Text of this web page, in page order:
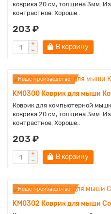
коврика 20 см, толщина 3мм.
контрастное. Хороше..
203 ₽
В корзину
Наше производство
KM0300 Коврик для мыши
Коврик для компьютерной
коврика 20 см, толщина 3мм.
контрастное. Хороше..
203 ₽
В корзину
Наше производство
KM0302 Коврик для мыши